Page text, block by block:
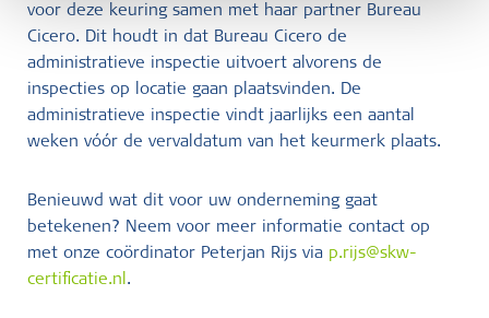
voor deze keuring samen met haar partner Bureau
Cicero. Dit houdt in dat Bureau Cicero de
administratieve inspectie uitvoert alvorens de
inspecties op locatie gaan plaatsvinden. De
administratieve inspectie vindt jaarlijks een aantal
weken vóór de vervaldatum van het keurmerk plaats.
Benieuwd wat dit voor uw onderneming gaat
betekenen? Neem voor meer informatie contact op
met onze coördinator Peterjan Rijs via p.rijs@skw-
certificatie.nl.